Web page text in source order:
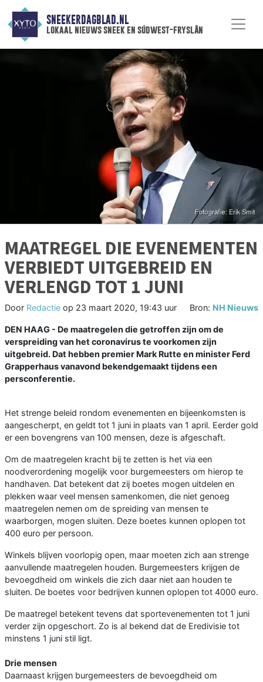
SNEEKERDAGBLAD.NL
lokaal nieuws sneek en súdwest-fryslân
MAATREGEL DIE EVENEMENTEN
VERBIEDT UITGEBREID EN
VERLENGD TOT 1 JUNI
Door Redactie op 23 maart 2020, 19:43 uur Bron: NH Nieuws
DEN HAAG - De maatregelen die getroffen zijn om de
verspreiding van het coronavirus te voorkomen zijn
uitgebreid. Dat hebben premier Mark Rutte en minister Ferd
Grapperhaus vanavond bekendgemaakt tijdens een
persconferentie.
Het strenge beleid rondom evenementen en bijeenkomsten is
aangescherpt, en geldt tot 1 juni in plaats van 1 april. Eerder gold
er een bovengrens van 100 mensen, deze is afgeschaft.
Om de maatregelen kracht bij te zetten is het via een
noodverordening mogelijk voor burgemeesters om hierop te
handhaven. Dat betekent dat zij boetes mogen uitdelen en
plekken waar veel mensen samenkomen, die niet genoeg
maatregelen nemen om de spreiding van mensen te
waarborgen, mogen sluiten. Deze boetes kunnen oplopen tot
400 euro per persoon.
Winkels blijven voorlopig open, maar moeten zich aan strenge
aanvullende maatregelen houden. Burgemeesters krijgen de
bevoegdheid om winkels die zich daar niet aan houden te
sluiten. De boetes voor bedrijven kunnen oplopen tot 4000 euro.
De maatregel betekent tevens dat sportevenementen tot 1 juni
verder zijn opgeschort. Zo is al bekend dat de Eredivisie tot
minstens 1 juni stil ligt.
Drie mensen
Daarnaast krijgen burgemeesters de bevoegdheid om